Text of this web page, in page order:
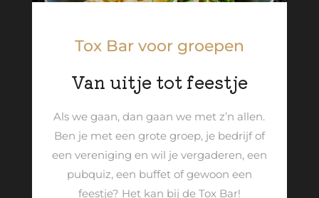
Tox Bar voor groepen
Van uitje tot feestje
Als we gaan, dan gaan we met z’n allen.
Ben je met een grote groep, je bedrijf of
een vereniging en wil je vergaderen, een
pubquiz, een buffet of gewoon een
feestje? Het kan bij de Tox Bar!